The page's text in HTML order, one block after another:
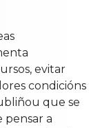
evitar
condicións
que se
pensar a